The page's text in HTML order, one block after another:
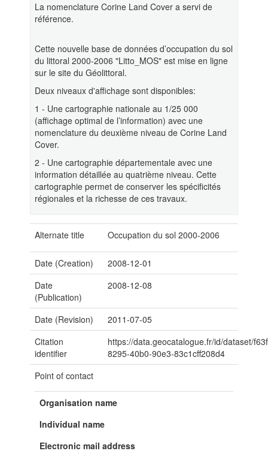
La nomenclature Corine Land Cover a servi de
référence.
Cette nouvelle base de données d’occupation du sol
du littoral 2000-2006 "Litto_MOS" est mise en ligne
sur le site du Géolittoral.
Deux niveaux d'affichage sont disponibles:
1 - Une cartographie nationale au 1/25 000
(affichage optimal de l’information) avec une
nomenclature du deuxième niveau de Corine Land
Cover.
2 - Une cartographie départementale avec une
information détaillée au quatrième niveau. Cette
cartographie permet de conserver les spécificités
régionales et la richesse de ces travaux.
Alternate title Occupation du sol 2000-2006
Date (Creation)
2008-12-01
Date
(Publication)
2008-12-08
Date (Revision)
2011-07-05
Citation
identifier
https://data.geocatalogue.fr/id/dataset/
8295-40b0-90e3-83c1cff208d4
Point of contact
Organisation name
Individual name
Electronic mail address